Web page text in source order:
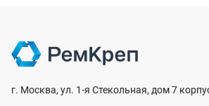
г. Москва, ул. 1-я Стекольная, дом 7